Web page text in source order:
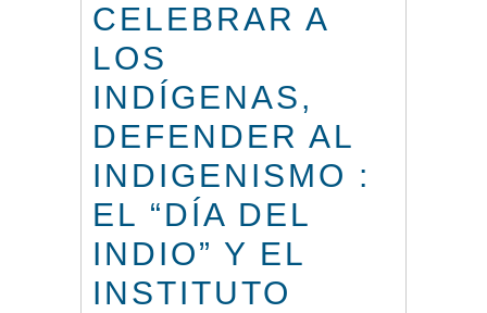
CELEBRAR A
LOS
INDÍGENAS,
DEFENDER AL
INDIGENISMO :
EL “DÍA DEL
INDIO” Y EL
INSTITUTO